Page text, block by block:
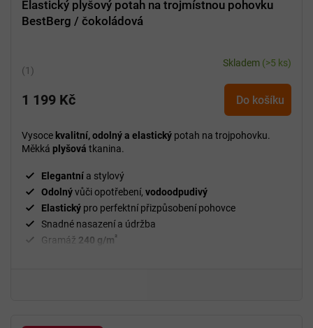
Elastický plyšový potah na trojmístnou pohovku
BestBerg / čokoládová
Průměrné
produktu
5,0
z
hvězdiček.
Skladem (>5 ks)
1 199 Kč Do košíku
Vysoce kvalitní, odolný a elastický potah na trojpohovku.
Měkká plyšová tkanina.
Elegantní a stylový
Odolnývůči opotřebení, vodoodpudivý
Elastický pro perfektní přizpůsobení pohovce
Snadné nasazení a údržba
Gramáž 240 g/m²